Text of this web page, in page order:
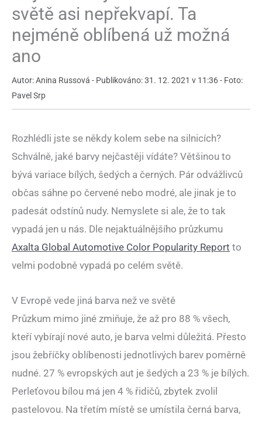
světě asi nepřekvapí. Ta
nejméně oblíbená už možná
ano
Autor: Anina Russová - Publikováno: 31. 12. 2021 v 11:36 - Foto:
Pavel Srp
Rozhlédli jste se někdy kolem sebe na silnicích?
Schválně, jaké barvy nejčastěji vídáte? Většinou to
bývá variace bílých, šedých a černých. Pár odvážlivců
občas sáhne po červené nebo modré, ale jinak je to
padesát odstínů nudy. Nemyslete si ale, že to tak
vypadá jen u nás. Dle nejaktuálnějšího průzkumu
Axalta Global Automotive Color Popularity Report to
velmi podobně vypadá po celém světě.
V Evropě vede jiná barva než ve světě
Průzkum mimo jiné zmiňuje, že až pro 88 % všech,
kteří vybírají nové auto, je barva velmi důležitá. Přesto
jsou žebříčky oblíbenosti jednotlivých barev poměrně
nudné. 27 % evropských aut je šedých a 23 % je bílých.
Perleťovou bílou má jen 4 % řidičů, zbytek zvolil
pastelovou. Na třetím místě se umístila černá barva,